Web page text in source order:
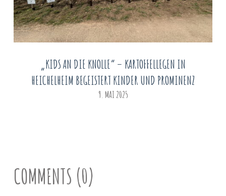
„KIDS AN DIE KNOLLE“ – KARTOFFELLEGEN IN
HEICHELHEIM BEGEISTERT KINDER UND PROMINENZ
9. MAI 2025
COMMENTS (0)